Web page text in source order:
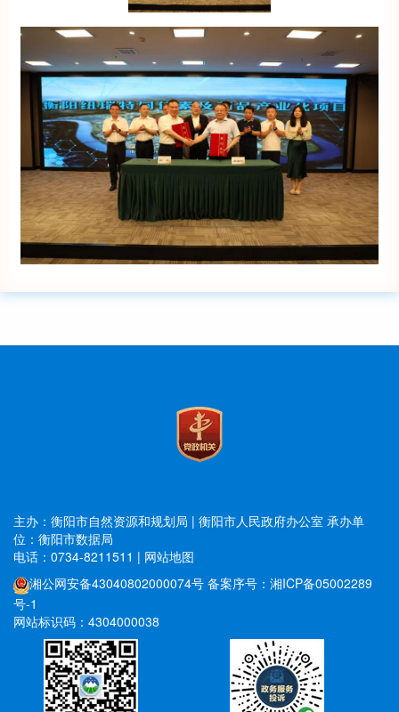
主办：衡阳市自然资源和规划局 | 衡阳市人民政府办公室 承办单
位：衡阳市数据局
电话：0734-8211511 | 网站地图
湘公网安备43040802000074号 备案序号：湘ICP备05002289
号-1
网站标识码：4304000038